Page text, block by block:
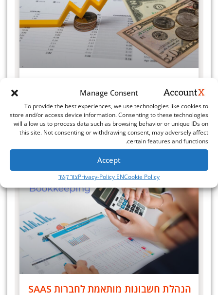
Manage Consent
To provide the best experiences, we use technologies like cookies to
store and/or access device information. Consenting to these technologies
will allow us to process data such as browsing behavior or unique IDs on
this site. Not consenting or withdrawing consent, may adversely affect
certain features and functions.
Accept
Cookie Policy
Privacy-Policy ENצור קשר
ה-SAAS?
מידע נוסף »
יולי 3, 2025
הנהלת חשבונות
הנהלת חשבונות מותאמת לחברות SAAS